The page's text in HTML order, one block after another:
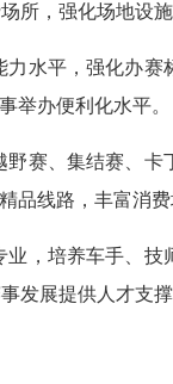
，强化场地设
水平，强化办
举办便利化水平。
赛、集结赛、
品线路，丰富消费
，培养车手、
发展提供人才支撑